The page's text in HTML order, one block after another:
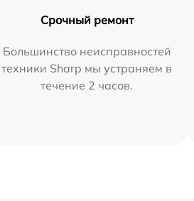
Срочный ремонт
Большинство неисправностей
техники Sharp мы устраняем в
течение 2 часов.